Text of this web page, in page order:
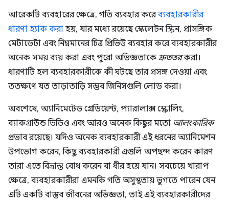
আরেকটি ব্যবহারের ক্ষেত্রে, গতি ব্যবহার করেব্যবহারকারীর
ধারণা হ্যাক করা হয়, যার মধ্যে রয়েছে স্কেলেটন স্ক্রিন, প্রাসঙ্গিক
মেটাডেটা এবং নিম্নমানের চিত্র প্রিভিউ ব্যবহার করে ব্যবহারকারীর
অনেক সময় ব্যয় করা এবং পুরো অভিজ্ঞতাকে দ্রুততরকরা।
ধারণাটি হল ব্যবহারকারীকে কী ঘটছে তার প্রসঙ্গ দেওয়া এবং
ততক্ষণে যত তাড়াতাড়ি সম্ভব জিনিসগুলি লোড করা।
অবশেষে, অ্যানিমেটেড গ্রেডিয়েন্ট, প্যারালাক্স স্ক্রোলিং,
ব্যাকগ্রাউন্ড ভিডিও এবং আরও অনেক কিছুর মতো আলংকারিক
প্রভাব রয়েছে। যদিও অনেক ব্যবহারকারী এই ধরনের অ্যানিমেশন
উপভোগ করেন, কিছু ব্যবহারকারী এগুলি অপছন্দ করেন কারণ
তারা এতে বিভ্রান্ত বোধ করেন বা ধীর হয়ে যান। সবচেয়ে খারাপ
ক্ষেত্রে, ব্যবহারকারীরা এমনকি গতি অসুস্থতায় ভুগতে পারেন যেন
এটি একটি বাস্তব জীবনের অভিজ্ঞতা, তাই এই ব্যবহারকারীদের